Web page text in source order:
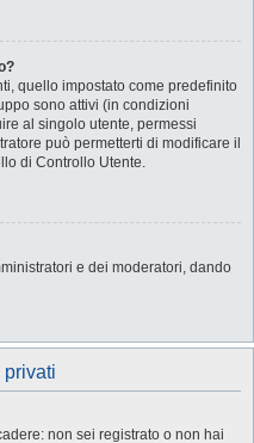
quello impostato come predefinito
sono attivi (in condizioni
al singolo utente, permessi
può permetterti di modificare il
di Controllo Utente.
e dei moderatori, dando
privati
non sei registrato o non hai